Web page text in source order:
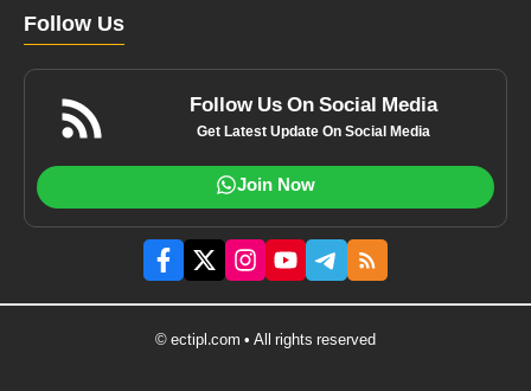
Follow Us
Follow Us On Social Media
Get Latest Update On Social Media
Join Now
© ectipl.com • All rights reserved